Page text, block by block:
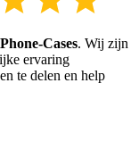
Cases. Wij zijn
ervaring
te delen en help